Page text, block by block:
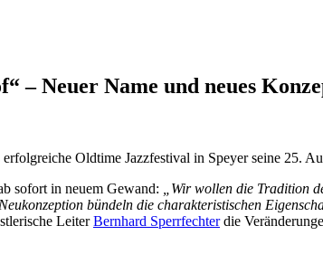
– Neuer Name und neues
Oldtime Jazzfestival in Speyer seine 25.
sofort in neuem Gewand:
„Wir wollen die Tradition
bündeln die charakteristischen
LeiterBernhard Sperrfechterdie